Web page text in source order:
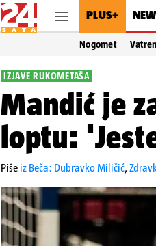
PLUS+
Nogomet
IZJAVE RUKOMETAŠA
Mandić je
loptu:
Piše iz Beča: Dubravko Miličić,